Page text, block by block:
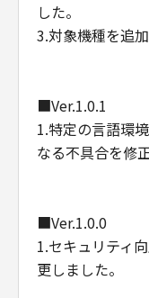
した。
3.対象機種を追加
■Ver.1.0.1
1.特定の言語環
なる不具合を修
■Ver.1.0.0
1.セキュリティ
更しました。